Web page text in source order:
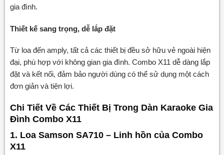
gia đình.
Thiết kế sang trọng, dễ lắp đặt
Từ loa đến amply, tất cả các thiết bị đều sở hữu vẻ ngoài hiện
đại, phù hợp với không gian gia đình. Combo X11 dễ dàng lắp
đặt và kết nối, đảm bảo người dùng có thể sử dụng một cách
đơn giản và tiện lợi.
Chi Tiết Về Các Thiết Bị Trong Dàn Karaoke Gia
Đình Combo X11
1. Loa Samson SA710 – Linh hồn của Combo
X11